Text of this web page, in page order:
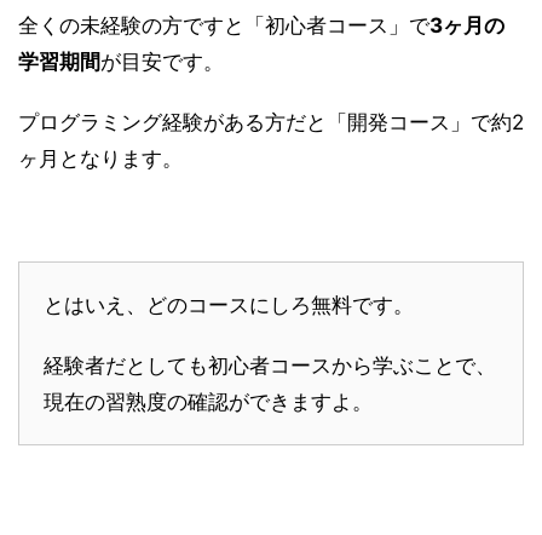
全くの未経験の方ですと「初心者コース」で3ヶ月の
学習期間が目安です。
プログラミング経験がある方だと「開発コース」で約2
ヶ月となります。
とはいえ、どのコースにしろ無料です。
経験者だとしても初心者コースから学ぶことで、
現在の習熟度の確認ができますよ。